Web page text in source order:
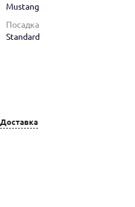
Mustang
Посадка
Standard
Доставка